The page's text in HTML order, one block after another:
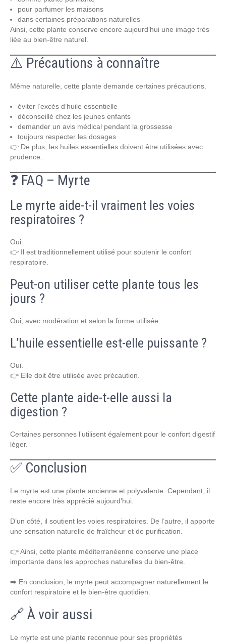
pour parfumer les maisons
dans certaines préparations naturelles
Ainsi, cette plante conserve encore aujourd’hui une image très
liée au bien-être naturel.
⚠️ Précautions à connaître
Même naturelle, cette plante demande certaines précautions.
éviter l’excès d’huile essentielle
déconseillé chez les jeunes enfants
demander un avis médical pendant la grossesse
toujours respecter les dosages
👉 De plus, les huiles essentielles doivent être utilisées avec
prudence.
❓ FAQ – Myrte
Le myrte aide-t-il vraiment les voies
respiratoires ?
Oui.
👉 Il est traditionnellement utilisé pour soutenir le confort
respiratoire.
Peut-on utiliser cette plante tous les
jours ?
Oui, avec modération et selon la forme utilisée.
L’huile essentielle est-elle puissante ?
Oui.
👉 Elle doit être utilisée avec précaution.
Cette plante aide-t-elle aussi la
digestion ?
Certaines personnes l’utilisent également pour le confort digestif
léger.
✅ Conclusion
Le myrte est une plante ancienne et polyvalente. Cependant, il
reste encore très apprécié aujourd’hui.
D’un côté, il soutient les voies respiratoires. De l’autre, il apporte
une sensation naturelle de fraîcheur et de purification.
👉 Ainsi, cette plante méditerranéenne conserve une place
importante dans les approches naturelles du bien-être.
➡️ En conclusion, le myrte peut accompagner naturellement le
confort respiratoire et le bien-être quotidien.
🔗 À voir aussi
Le myrte est une plante reconnue pour ses propriétés